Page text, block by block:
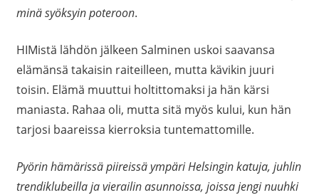
minä syöksyin poteroon.
HIMistä lähdön jälkeen Salminen uskoi saavansa
elämänsä takaisin raiteilleen, mutta kävikin juuri
toisin. Elämä muuttui holtittomaksi ja hän kärsi
maniasta. Rahaa oli, mutta sitä myös kului, kun hän
tarjosi baareissa kierroksia tuntemattomille.
Pyörin hämärissä piireissä ympäri Helsingin katuja, juhlin
trendiklubeilla ja vierailin asunnoissa, joissa jengi nuuhki